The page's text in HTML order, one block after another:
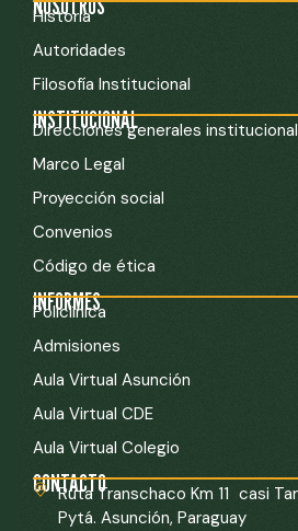
Historia
Autoridades
Filosofía Institucional
INSTITUCIONAL
Direcciones generales
Marco Legal
Proyección social
Convenios
Código de ética
INFORMES
Policlínica
Admisiones
Aula Virtual Asunción
Aula Virtual CDE
Aula Virtual Colegio
CONTACTO
Ruta Transchaco Km 11 casi
Pytá. Asunción, Paraguay